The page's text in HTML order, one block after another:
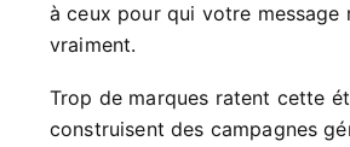
à ceux pour qui votre message
vraiment.
Trop de marques ratent cette
construisent des campagnes